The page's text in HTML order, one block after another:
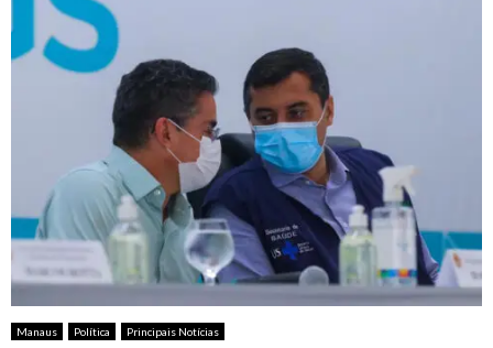
Manaus Política Principais Notícias